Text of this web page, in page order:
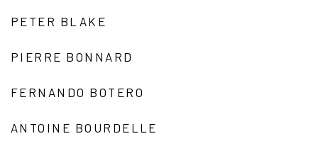
PETER BLAKE
PIERRE BONNARD
FERNANDO BOTERO
ANTOINE BOURDELLE